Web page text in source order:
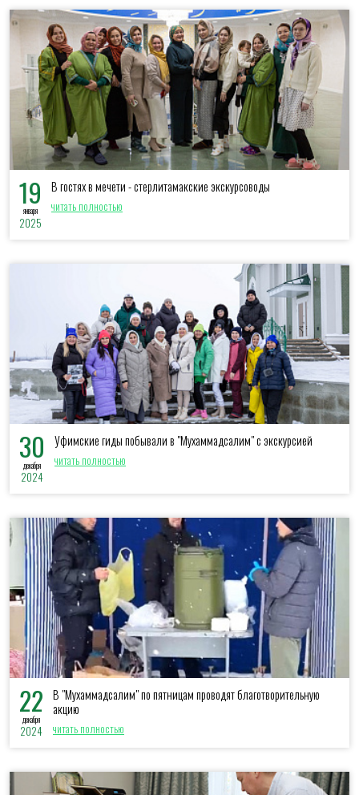
19
января
2025
В гостях в мечети - стерлитамакские экскурсоводы
читать полностью
30
декабря
2024
Уфимские гиды побывали в "Мухаммадсалим" с экскурсией
читать полностью
22
декабря
2024
В "Мухаммадсалим" по пятницам проводят благотворительную
акцию
читать полностью